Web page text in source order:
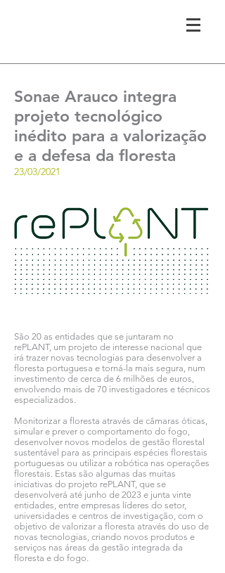
Sonae Arauco integra
projeto tecnológico
inédito para a valorização
e a defesa da floresta
23/03/2021
São 20 as entidades que se juntaram no
rePLANT, um projeto de interesse nacional que
irá trazer novas tecnologias para desenvolver a
floresta portuguesa e torná-la mais segura, num
investimento de cerca de 6 milhões de euros,
envolvendo mais de 70 investigadores e técnicos
especializados.
Monitorizar a floresta através de câmaras óticas,
simular e prever o comportamento do fogo,
desenvolver novos modelos de gestão florestal
sustentável para as principais espécies florestais
portuguesas ou utilizar a robótica nas operações
florestais. Estas são algumas das muitas
iniciativas do projeto rePLANT, que se
desenvolverá até junho de 2023 e junta vinte
entidades, entre empresas líderes do setor,
universidades e centros de investigação, com o
objetivo de valorizar a floresta através do uso de
novas tecnologias, criando novos produtos e
serviços nas áreas da gestão integrada da
floresta e do fogo.